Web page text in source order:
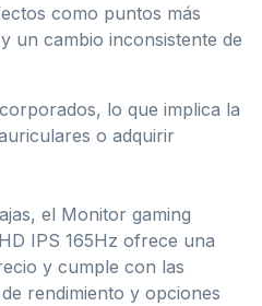
como puntos más
un cambio inconsistente de
lo que implica la
o adquirir
el Monitor gaming
IPS 165Hz ofrece una
y cumple con las
rendimiento y opciones